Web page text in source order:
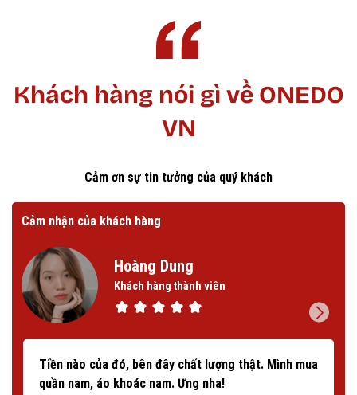
Khách hàng nói gì về ONEDO
VN
Cảm ơn sự tin tưởng của quý khách
Cảm nhận của khách hàng
Hoàng Dung
Khách hàng thành viên
Tiền nào của đó, bên đây chất lượng thật. Mình mua
quần nam, áo khoác nam. Ưng nha!